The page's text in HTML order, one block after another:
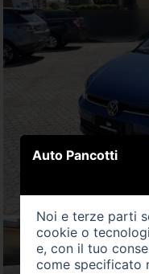
Auto Pancotti
Noi e terze parti
cookie o
e, con il tuo
come specificato